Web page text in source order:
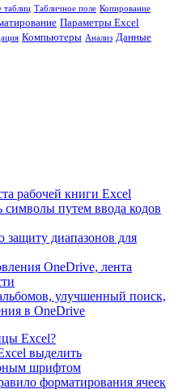
таблиц Табличное поле Копирование
Параметры Excel
Компьютеры Анализ Данные
рабочей книги Excel
символы путем ввода кодов
диапазонов для
OneDrive, лента
улучшенный поиск,
в OneDrive
Excel?
выделить
шрифтом
форматирования ячеек